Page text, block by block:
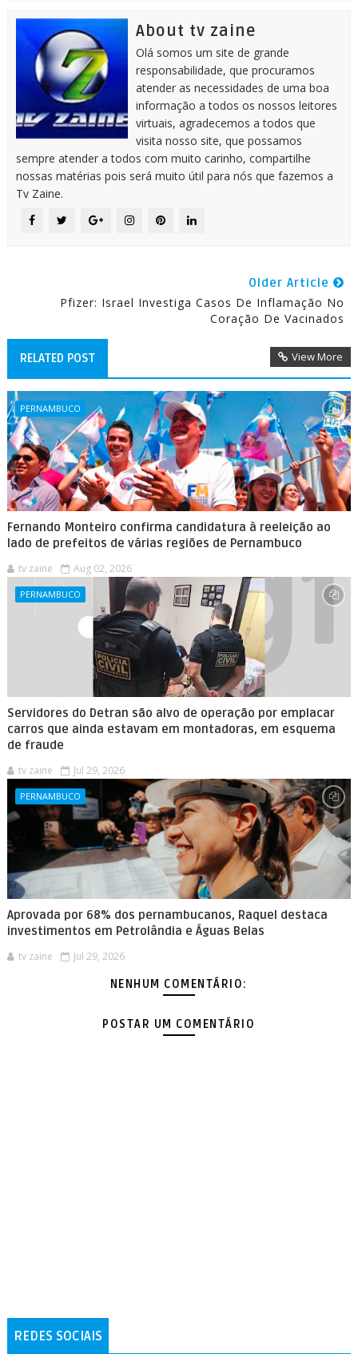
About tv zaine
Olá somos um site de grande
responsabilidade, que procuramos
atender as necessidades de uma boa
informação a todos os nossos leitores
virtuais, agradecemos a todos que
visita nosso site, que possamos
sempre atender a todos com muito carinho, compartilhe
nossas matérias pois será muito útil para nós que fazemos a
Tv Zaine.
Older Article
Pfizer: Israel Investiga Casos De Inflamação No
Coração De Vacinados
RELATED POST View More
PERNAMBUCO
Fernando Monteiro confirma candidatura à reeleição ao
lado de prefeitos de várias regiões de Pernambuco
tv zaine Aug 02, 2026
PERNAMBUCO
Servidores do Detran são alvo de operação por emplacar
carros que ainda estavam em montadoras, em esquema
de fraude
tv zaine Jul 29, 2026
PERNAMBUCO
Aprovada por 68% dos pernambucanos, Raquel destaca
investimentos em Petrolândia e Águas Belas
tv zaine Jul 29, 2026
NENHUM COMENTÁRIO:
POSTAR UM COMENTÁRIO
REDES SOCIAIS